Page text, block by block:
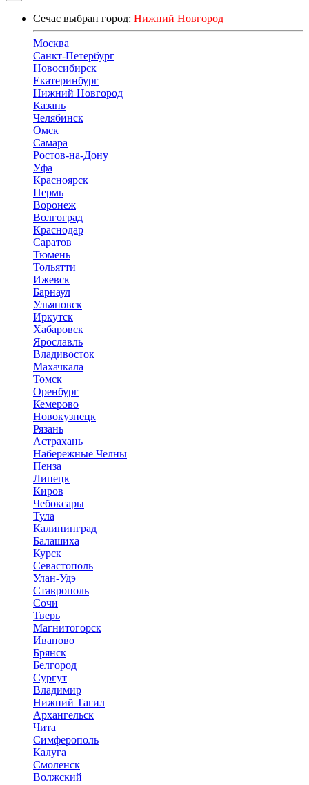
Сечас выбран город: Нижний Новгород
Москва
Санкт-Петербург
Новосибирск
Екатеринбург
Нижний Новгород
Казань
Челябинск
Омск
Самара
Ростов-на-Дону
Уфа
Красноярск
Пермь
Воронеж
Волгоград
Краснодар
Саратов
Тюмень
Тольятти
Ижевск
Барнаул
Ульяновск
Иркутск
Хабаровск
Ярославль
Владивосток
Махачкала
Томск
Оренбург
Кемерово
Новокузнецк
Рязань
Астрахань
Набережные Челны
Пенза
Липецк
Киров
Чебоксары
Тула
Калининград
Балашиха
Курск
Севастополь
Улан-Удэ
Ставрополь
Сочи
Тверь
Магнитогорск
Иваново
Брянск
Белгород
Сургут
Владимир
Нижний Тагил
Архангельск
Чита
Симферополь
Калуга
Смоленск
Волжский